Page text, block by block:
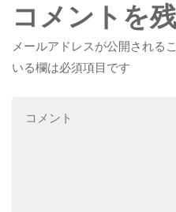
コメントを
メールアドレスが公開される
いる欄は必須項目です